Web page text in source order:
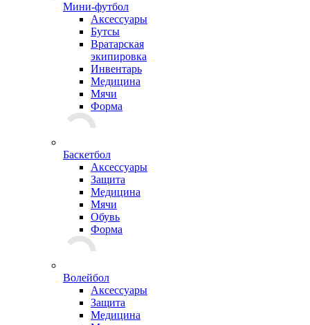
Мини-футбол
Аксессуары
Бутсы
Вратарская
экипировка
Инвентарь
Медицина
Мячи
Форма
Баскетбол
Аксессуары
Защита
Медицина
Мячи
Обувь
Форма
Волейбол
Аксессуары
Защита
Медицина